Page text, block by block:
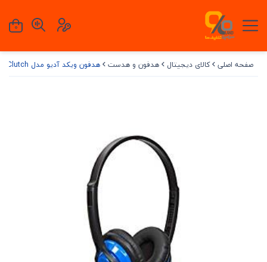
صفحه اصلی کالای دیجیتال هدفون و هدست هدفون ویکد آدیو مدل Clutch
0